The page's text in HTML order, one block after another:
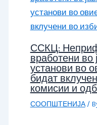
ССКЦ:
вработени во
установи во
бидат
комисии и
СООПШТЕНИЈА/